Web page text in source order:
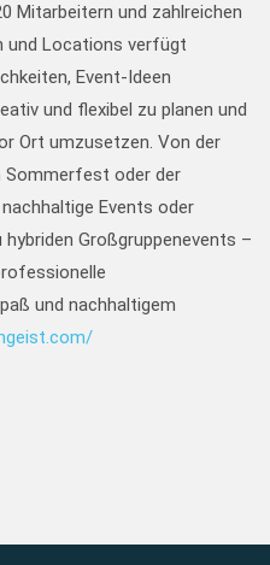
Mitarbeitern und zahlreichen
und Locations verfügt
Event-Ideen
und flexibel zu planen und
Ort umzusetzen. Von der
Sommerfest oder der
Events oder
Großgruppenevents –
und nachhaltigem